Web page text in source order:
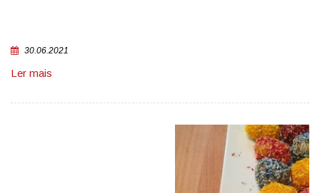
30.06.2021
Ler mais